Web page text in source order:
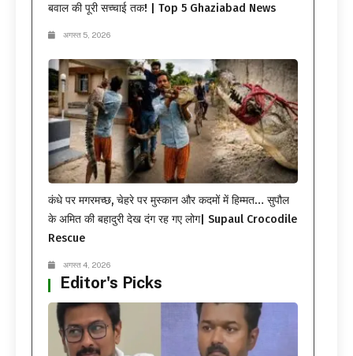
बवाल की पूरी सच्चाई तक! | Top 5 Ghaziabad News
अगस्त 5, 2026
कंधे पर मगरमच्छ, चेहरे पर मुस्कान और कदमों में हिम्मत… सुपौल
के अमित की बहादुरी देख दंग रह गए लोग| Supaul Crocodile
Rescue
अगस्त 4, 2026
Editor's Picks